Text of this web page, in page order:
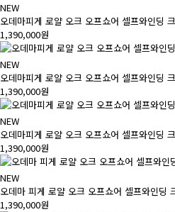
NEW
오데마피게 로얄 오크 오프쇼어 셀프와인딩
1,390,000원
NEW
오데마피게 로얄 오크 오프쇼어 셀프와인딩
1,390,000원
NEW
오데마피게 로얄 오크 오프쇼어 셀프와인딩
1,390,000원
NEW
오데마 피게 로얄 오크 오프쇼어 셀프와인딩
1,390,000원